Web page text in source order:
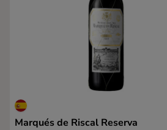
Marqués de Riscal Reserva